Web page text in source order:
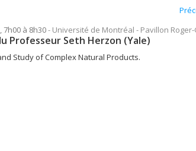
7h00 à 8h30- Université de Montréal - Pavillon
Professeur Seth Herzon (Yale)
Study of Complex Natural Products.